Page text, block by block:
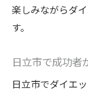
楽しみながらダ
す。
日立市で成功者
日立市でダイエ